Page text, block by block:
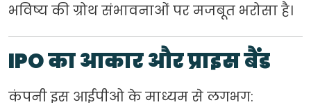
भविष्य की ग्रोथ संभावनाओं पर मजबूत भरोसा है।
IPO का आकार और प्राइस बैंड
कंपनी इस आईपीओ के माध्यम से लगभग: